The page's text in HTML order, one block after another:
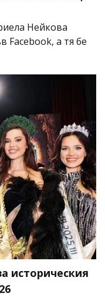
Нейкова
Facebook, а тя бе
историческия